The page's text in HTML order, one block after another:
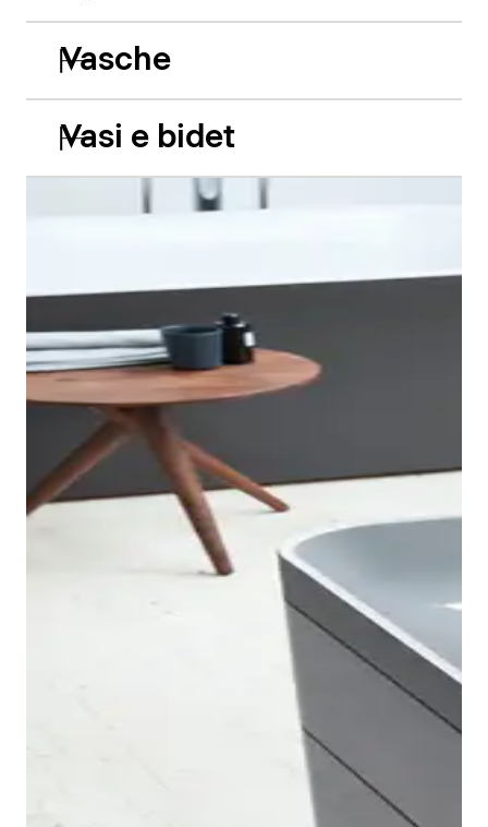
Vasche
Gli angoli delicati e arrotondati caratterizzano anche
le vasche da bagno Happy D.2 e conferiscono alla
serie un linguaggio formale inconfondibile e
Le vasche sono disponibili nella versione da incasso
oltre che nei modelli centro stanza, da appoggio a
parete e angolare con pannello acrilico integrato in
bianco lucido. Il design accattivante, le dimensioni
esterne compatte e i diversi modelli offrono flessibilità
Vasi e bidet